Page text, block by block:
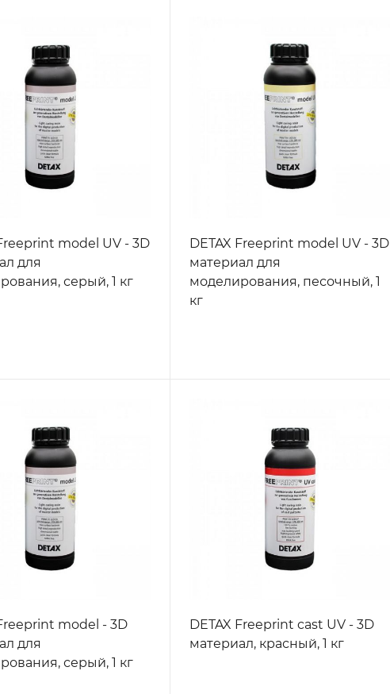
model UV - 3D
для
серый, 1 кг
DETAX Freeprint model UV - 3D
материал для
моделирования, песочный, 1
кг
model - 3D
для
серый, 1 кг
DETAX Freeprint cast UV - 3D
материал, красный, 1 кг